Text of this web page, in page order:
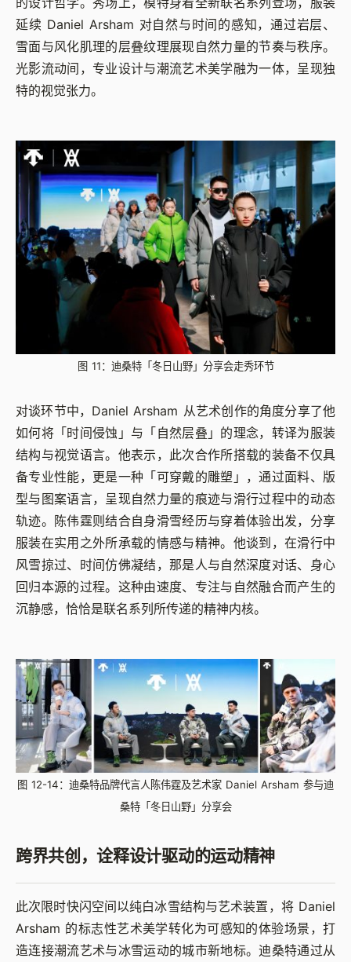
延续 Daniel Arsham 对自然与时间的感知，通过岩层、
雪面与风化肌理的层叠纹理展现自然力量的节奏与秩序。
光影流动间，专业设计与潮流艺术美学融为一体，呈现独
特的视觉张力。
图 11：迪桑特「冬日山野」分享会走秀环节
对谈环节中，Daniel Arsham 从艺术创作的角度分享了他
如何将「时间侵蚀」与「自然层叠」的理念，转译为服装
结构与视觉语言。他表示，此次合作所搭载的装备不仅具
备专业性能，更是一种「可穿戴的雕塑」，通过面料、版
型与图案语言，呈现自然力量的痕迹与滑行过程中的动态
轨迹。陈伟霆则结合自身滑雪经历与穿着体验出发，分享
服装在实用之外所承载的情感与精神。他谈到，在滑行中
风雪掠过、时间仿佛凝结，那是人与自然深度对话、身心
回归本源的过程。这种由速度、专注与自然融合而产生的
沉静感，恰恰是联名系列所传递的精神内核。
图 12-14：迪桑特品牌代言人陈伟霆及艺术家 Daniel Arsham 参与迪
桑特「冬日山野」分享会
跨界共创，诠释设计驱动的运动精神
此次限时快闪空间以纯白冰雪结构与艺术装置，将 Daniel
Arsham 的标志性艺术美学转化为可感知的体验场景，打
造连接潮流艺术与冰雪运动的城市新地标。迪桑特通过从